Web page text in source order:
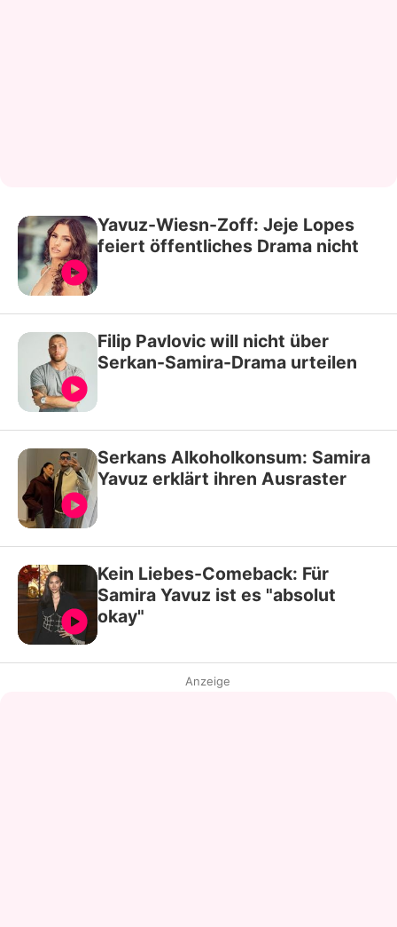
Yavuz-Wiesn-Zoff: Jeje Lopes
feiert öffentliches Drama nicht
Filip Pavlovic will nicht über
Serkan-Samira-Drama urteilen
Serkans Alkoholkonsum: Samira
Yavuz erklärt ihren Ausraster
Kein Liebes-Comeback: Für
Samira Yavuz ist es "absolut
okay"
Anzeige